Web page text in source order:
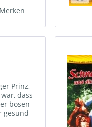
Merken
Prinz,
dass
bösen
gesund